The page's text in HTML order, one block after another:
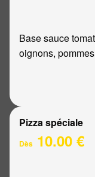
Base sauce
oignons,
Pizza spéciale
Dès 10.00 €